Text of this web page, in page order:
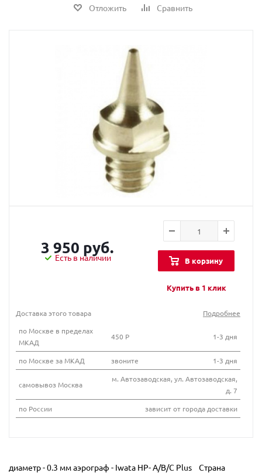
Отложить Сравнить
3 950 руб.
Есть в наличии В корзину
Купить в 1 клик
Доставка этого товара
Подробнее
по Москве в пределах
МКАД
450 Р 1-3 дня
по Москве за МКАД звоните 1-3 дня
самовывоз Москва
м. Автозаводская, ул. Автозаводская,
д. 7
по России
зависит от города доставки
диаметр - 0.3 мм аэрограф - Iwata HP- A/B/C Plus Страна